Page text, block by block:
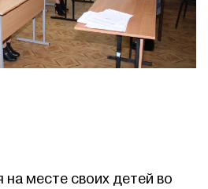
на месте своих детей во